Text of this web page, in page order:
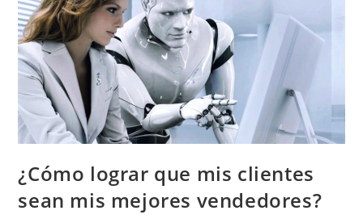
¿Cómo lograr que mis clientes
sean mis mejores vendedores?